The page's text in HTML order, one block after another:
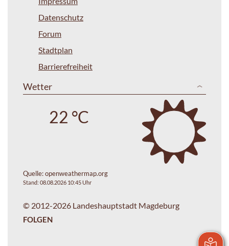
Datenschutz
Forum
Stadtplan
Barrierefreiheit
Wetter
22 °C
Quelle:openweathermap.org
Stand: 08.08.2026 10:45 Uhr
© 2012-2026 Landeshauptstadt Magdeburg
FOLGEN